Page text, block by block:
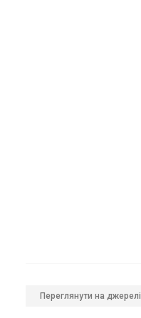
Переглянути на джерелі